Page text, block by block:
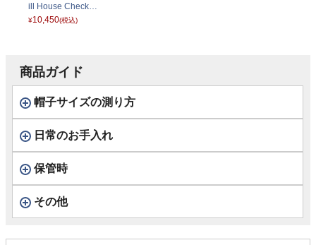
ill House Check
（ハンチング コッ
¥10,450(税込)
商品ガイド
帽子サイズの測り方
日常のお手入れ
保管時
その他